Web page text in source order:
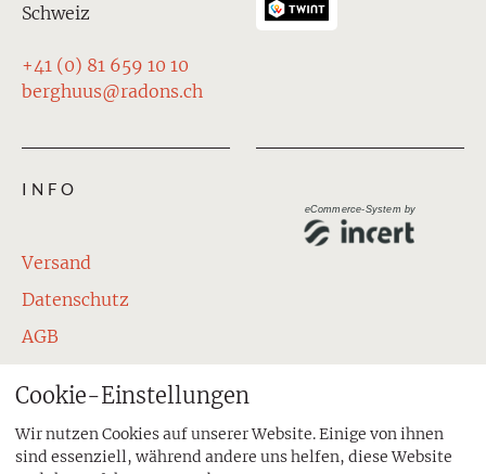
Schweiz
+41 (0) 81 659 10 10
berghuus@radons.ch
INFO
Versand
Datenschutz
AGB
Kontakt
eCommerce-System by
Cookie-Einstellungen
Wir nutzen Cookies auf unserer Website. Einige von ihnen
sind essenziell, während andere uns helfen, diese Website